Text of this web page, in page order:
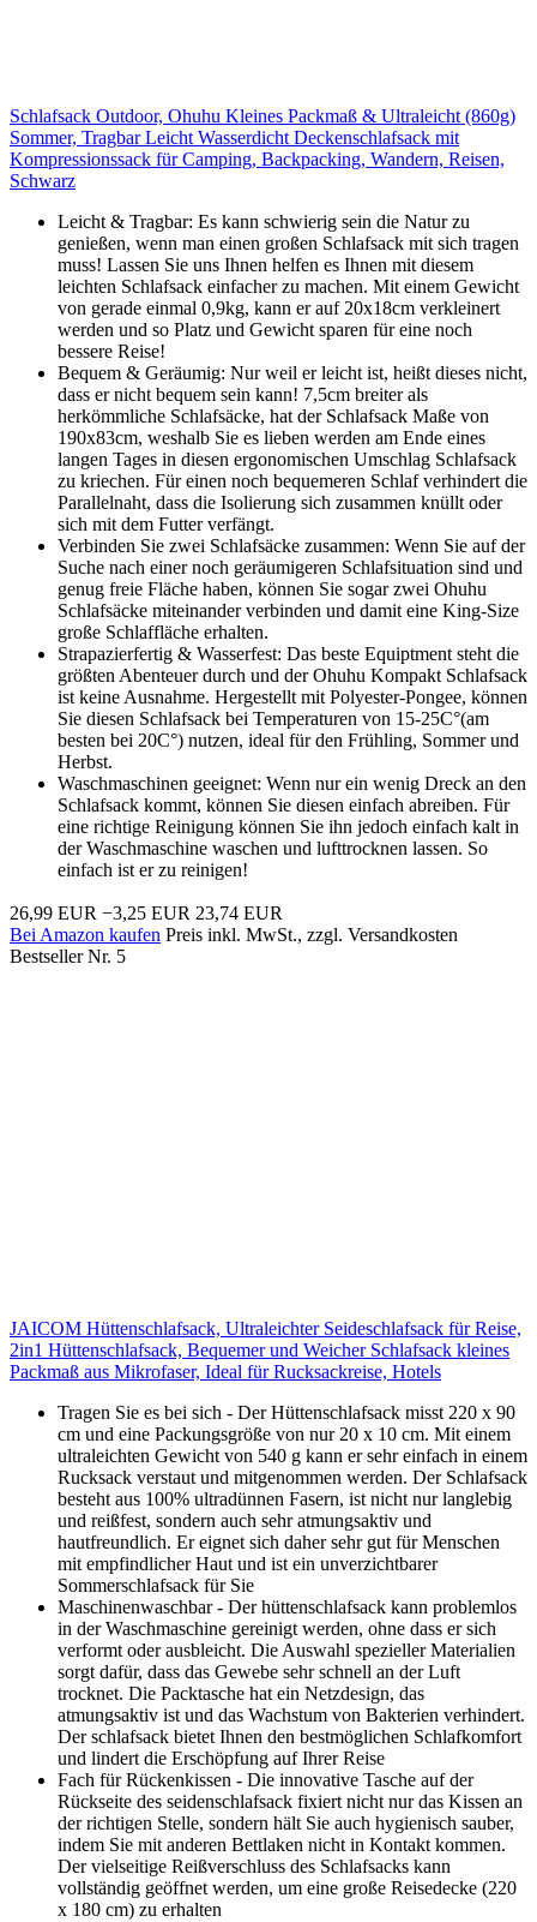
Schlafsack Outdoor, Ohuhu Kleines Packmaß & Ultraleicht (860g)
Sommer, Tragbar Leicht Wasserdicht Deckenschlafsack mit
Kompressionssack für Camping, Backpacking, Wandern, Reisen,
Schwarz
Leicht & Tragbar: Es kann schwierig sein die Natur zu
genießen, wenn man einen großen Schlafsack mit sich tragen
muss! Lassen Sie uns Ihnen helfen es Ihnen mit diesem
leichten Schlafsack einfacher zu machen. Mit einem Gewicht
von gerade einmal 0,9kg, kann er auf 20x18cm verkleinert
werden und so Platz und Gewicht sparen für eine noch
bessere Reise!
Bequem & Geräumig: Nur weil er leicht ist, heißt dieses nicht,
dass er nicht bequem sein kann! 7,5cm breiter als
herkömmliche Schlafsäcke, hat der Schlafsack Maße von
190x83cm, weshalb Sie es lieben werden am Ende eines
langen Tages in diesen ergonomischen Umschlag Schlafsack
zu kriechen. Für einen noch bequemeren Schlaf verhindert die
Parallelnaht, dass die Isolierung sich zusammen knüllt oder
sich mit dem Futter verfängt.
Verbinden Sie zwei Schlafsäcke zusammen: Wenn Sie auf der
Suche nach einer noch geräumigeren Schlafsituation sind und
genug freie Fläche haben, können Sie sogar zwei Ohuhu
Schlafsäcke miteinander verbinden und damit eine King-Size
große Schlaffläche erhalten.
Strapazierfertig & Wasserfest: Das beste Equiptment steht die
größten Abenteuer durch und der Ohuhu Kompakt Schlafsack
ist keine Ausnahme. Hergestellt mit Polyester-Pongee, können
Sie diesen Schlafsack bei Temperaturen von 15-25C°(am
besten bei 20C°) nutzen, ideal für den Frühling, Sommer und
Herbst.
Waschmaschinen geeignet: Wenn nur ein wenig Dreck an den
Schlafsack kommt, können Sie diesen einfach abreiben. Für
eine richtige Reinigung können Sie ihn jedoch einfach kalt in
der Waschmaschine waschen und lufttrocknen lassen. So
einfach ist er zu reinigen!
26,99 EUR −3,25 EUR 23,74 EUR
Bei Amazon kaufen Preis inkl. MwSt., zzgl. Versandkosten
Bestseller Nr. 5
JAICOM Hüttenschlafsack, Ultraleichter Seideschlafsack für Reise,
2in1 Hüttenschlafsack, Bequemer und Weicher Schlafsack kleines
Packmaß aus Mikrofaser, Ideal für Rucksackreise, Hotels
Tragen Sie es bei sich - Der Hüttenschlafsack misst 220 x 90
cm und eine Packungsgröße von nur 20 x 10 cm. Mit einem
ultraleichten Gewicht von 540 g kann er sehr einfach in einem
Rucksack verstaut und mitgenommen werden. Der Schlafsack
besteht aus 100% ultradünnen Fasern, ist nicht nur langlebig
und reißfest, sondern auch sehr atmungsaktiv und
hautfreundlich. Er eignet sich daher sehr gut für Menschen
mit empfindlicher Haut und ist ein unverzichtbarer
Sommerschlafsack für Sie
Maschinenwaschbar - Der hüttenschlafsack kann problemlos
in der Waschmaschine gereinigt werden, ohne dass er sich
verformt oder ausbleicht. Die Auswahl spezieller Materialien
sorgt dafür, dass das Gewebe sehr schnell an der Luft
trocknet. Die Packtasche hat ein Netzdesign, das
atmungsaktiv ist und das Wachstum von Bakterien verhindert.
Der schlafsack bietet Ihnen den bestmöglichen Schlafkomfort
und lindert die Erschöpfung auf Ihrer Reise
Fach für Rückenkissen - Die innovative Tasche auf der
Rückseite des seidenschlafsack fixiert nicht nur das Kissen an
der richtigen Stelle, sondern hält Sie auch hygienisch sauber,
indem Sie mit anderen Bettlaken nicht in Kontakt kommen.
Der vielseitige Reißverschluss des Schlafsacks kann
vollständig geöffnet werden, um eine große Reisedecke (220
x 180 cm) zu erhalten